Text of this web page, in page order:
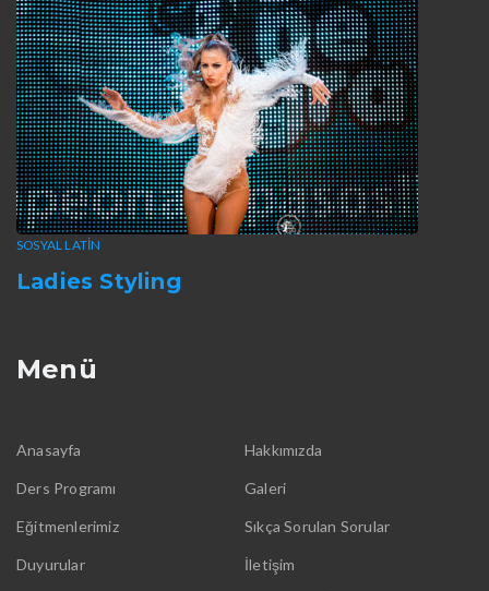
SOSYAL LATIN
Ladies Styling
Menü
Anasayfa Hakkımızda
Ders Programı Galeri
Eğitmenlerimiz Sıkça Sorulan Sorular
Duyurular İletişim